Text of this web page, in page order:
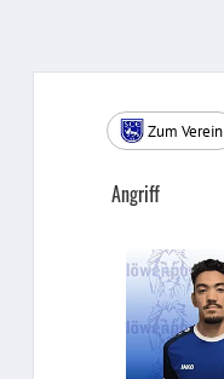
Zum Verein
Angriff